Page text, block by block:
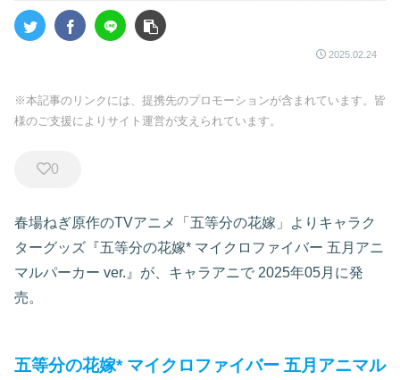
2025.02.24
※本記事のリンクには、提携先のプロモーションが含まれています。皆
様のご支援によりサイト運営が支えられています。
0
春場ねぎ原作のTVアニメ「五等分の花嫁」よりキャラク
ターグッズ『五等分の花嫁* マイクロファイバー 五月アニ
マルパーカー ver.』が、キャラアニで 2025年05月に発
売。
五等分の花嫁* マイクロファイバー 五月アニマル